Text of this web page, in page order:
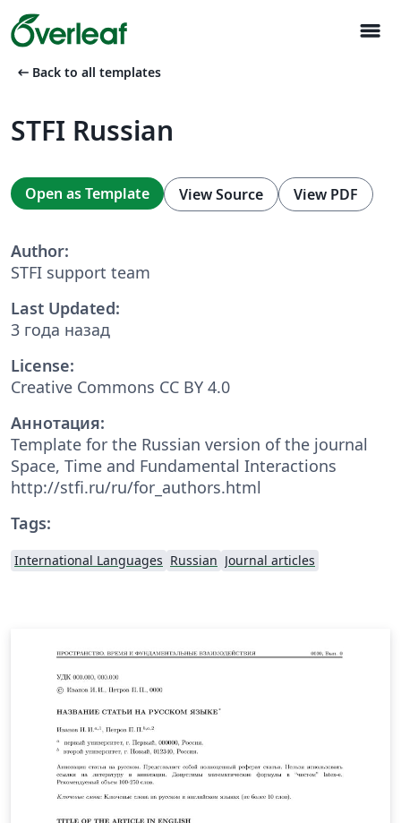
menu
arrow_left_alt Back to all templates
STFI Russian
Open as Template View Source View PDF
Author:
STFI support team
Last Updated:
3 года назад
License:
Creative Commons CC BY 4.0
Аннотация:
Template for the Russian version of the journal
Space, Time and Fundamental Interactions
http://stfi.ru/ru/for_authors.html
Tags:
International Languages Russian Journal articles